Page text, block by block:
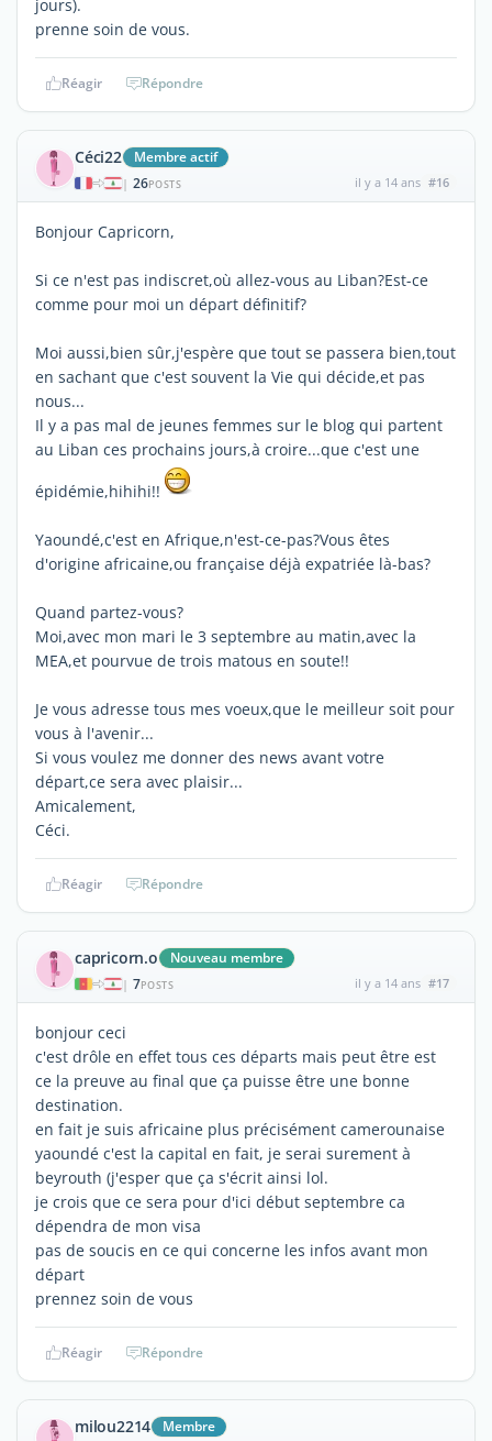
jours).
prenne soin de vous.
Réagir Répondre
Céci22 Membre actif
| 26POSTS il y a 14 ans #16
Bonjour Capricorn,
Si ce n'est pas indiscret,où allez-vous au Liban?Est-ce
comme pour moi un départ définitif?
Moi aussi,bien sûr,j'espère que tout se passera bien,tout
en sachant que c'est souvent la Vie qui décide,et pas
nous...
Il y a pas mal de jeunes femmes sur le blog qui partent
au Liban ces prochains jours,à croire...que c'est une
épidémie,hihihi!!
Yaoundé,c'est en Afrique,n'est-ce-pas?Vous êtes
d'origine africaine,ou française déjà expatriée là-bas?
Quand partez-vous?
Moi,avec mon mari le 3 septembre au matin,avec la
MEA,et pourvue de trois matous en soute!!
Je vous adresse tous mes voeux,que le meilleur soit pour
vous à l'avenir...
Si vous voulez me donner des news avant votre
départ,ce sera avec plaisir...
Amicalement,
Céci.
Réagir Répondre
capricorn.o Nouveau membre
| 7POSTS il y a 14 ans #17
bonjour ceci
c'est drôle en effet tous ces départs mais peut être est
ce la preuve au final que ça puisse être une bonne
destination.
en fait je suis africaine plus précisément camerounaise
yaoundé c'est la capital en fait, je serai surement à
beyrouth (j'esper que ça s'écrit ainsi lol.
je crois que ce sera pour d'ici début septembre ca
dépendra de mon visa
pas de soucis en ce qui concerne les infos avant mon
départ
prennez soin de vous
Réagir Répondre
milou2214 Membre